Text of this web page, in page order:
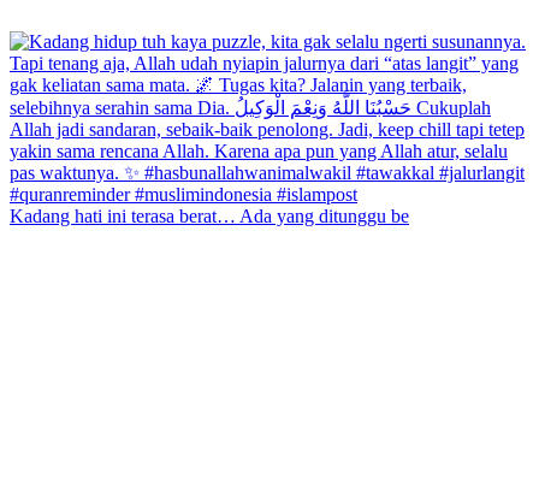
Kadang hati ini terasa berat… Ada yang ditunggu be